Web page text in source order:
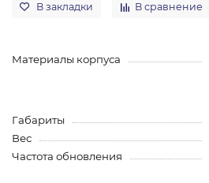
В закладки В сравнение
Материалы корпуса
Габариты
Вес
Частота обновления